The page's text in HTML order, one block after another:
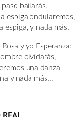
bailarás.
espiga ondularemos,
espiga, y nada más.
Rosa y yo Esperanza;
olvidarás,
una danza
y nada más…
REAL